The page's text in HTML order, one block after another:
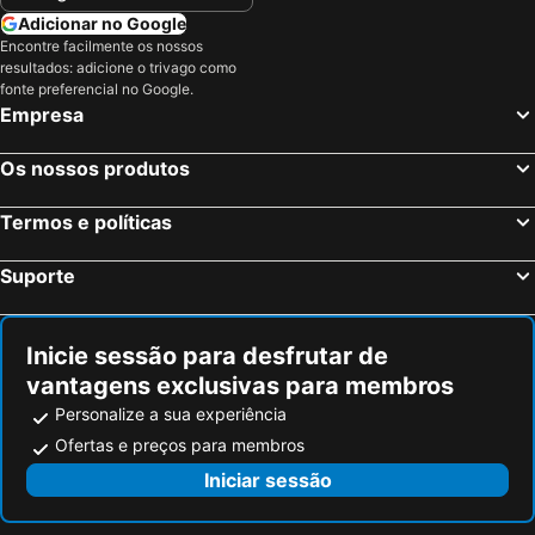
Boutique Hotel & Restaurant Frenchie
Hotel VIC
Grand Hotel Huis ter Duin
Beachhotel Zandvoort by Center Parcs
Boutique Hotel d'Oude Morsch
Haarlemmermeer, Holanda do Norte Hotéis
Utrecht, Utreque ou Utrecht Hotéis
Hoofddorp, Holanda do Norte Hotéis
Adicionar no Google
Encontre facilmente os nossos
resultados: adicione o trivago como
fonte preferencial no Google.
Empresa
Os nossos produtos
Termos e políticas
Suporte
Inicie sessão para desfrutar de
vantagens exclusivas para membros
Personalize a sua experiência
Ofertas e preços para membros
Iniciar sessão